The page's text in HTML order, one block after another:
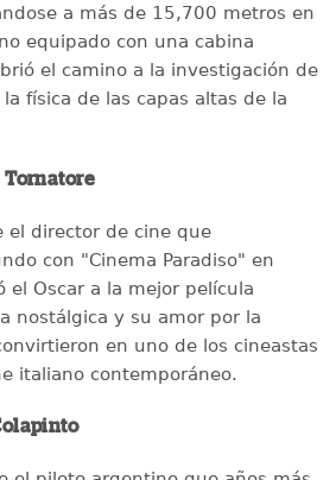
a más de 15,700 metros en
equipado con una cabina
el camino a la investigación de
física de las capas altas de la
Tornatore
el director de cine que
con "Cinema Paradiso" en
el Oscar a la mejor película
nostálgica y su amor por la
en uno de los cineastas
italiano contemporáneo.